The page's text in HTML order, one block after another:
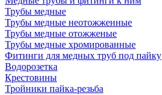
Трубы медные
Трубы медные неотожженные
Трубы медные отожженые
Трубы медные хромированные
Фитинги для медных труб под пайку
Водорозетка
Крестовины
Тройники пайка-резьба